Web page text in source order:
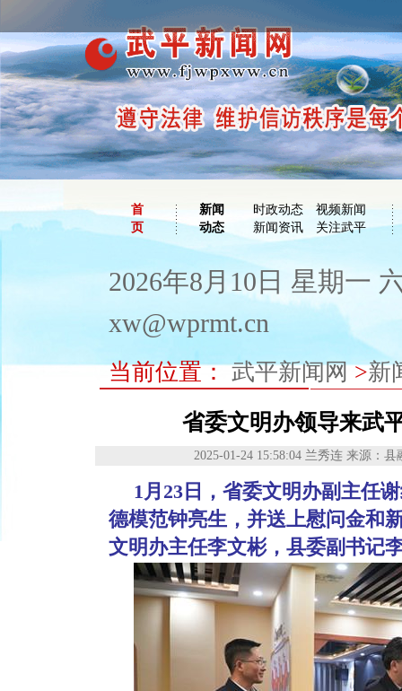
首
页
新闻 时政动态
视频新闻
动态
新闻资讯 关注武平
2026年8月10日 星期一
xw@wprmt.cn
当前位置：武平新闻网>新
省委文明办领导来武
2025-01-24 15:58:04 兰秀连 来源：县
1月23日，省委文明办副主任
德模范钟亮生，并送上慰问金和
文明办主任李文彬，县委副书记